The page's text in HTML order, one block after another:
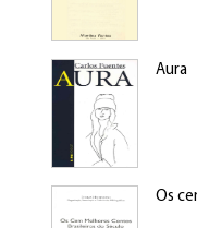
Aura
Os